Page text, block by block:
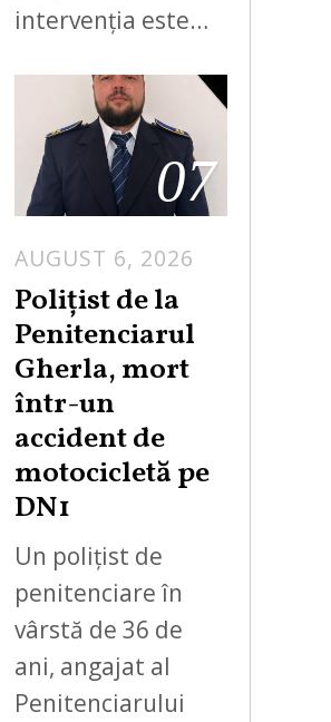
intervenția este…
07
AUGUST 6, 2026
Polițist de la
Penitenciarul
Gherla, mort
într-un
accident de
motocicletă pe
DN1
Un polițist de
penitenciare în
vârstă de 36 de
ani, angajat al
Penitenciarului